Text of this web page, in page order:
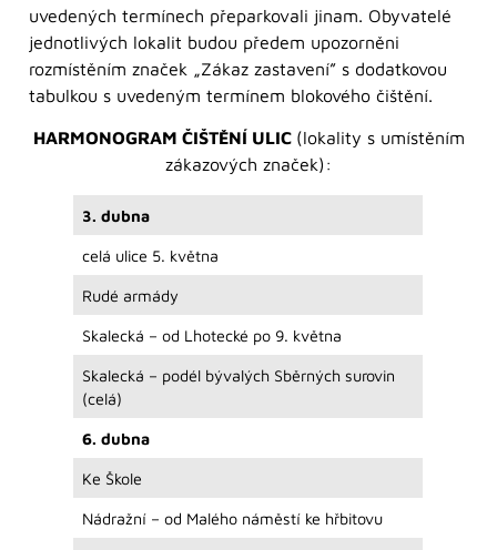
uvedených termínech přeparkovali jinam. Obyvatelé
jednotlivých lokalit budou předem upozorněni
rozmístěním značek „Zákaz zastavení” s dodatkovou
tabulkou s uvedeným termínem blokového čištění.
HARMONOGRAM ČIŠTĚNÍ ULIC (lokality s umístěním
zákazových značek):
3. dubna
celá ulice 5. května
Rudé armády
Skalecká – od Lhotecké po 9. května
Skalecká – podél bývalých Sběrných surovin
(celá)
6. dubna
Ke Škole
Nádražní – od Malého náměstí ke hřbitovu